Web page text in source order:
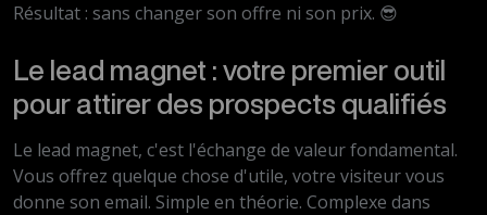
Résultat : sans changer son offre ni son prix. 😎
Le lead magnet : votre premier outil
pour attirer des prospects qualifiés
Le lead magnet, c'est l'échange de valeur fondamental.
Vous offrez quelque chose d'utile, votre visiteur vous
donne son email. Simple en théorie. Complexe dans